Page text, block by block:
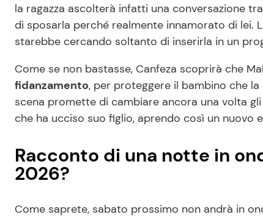
la ragazza ascolterà infatti una conversazione
di sposarla perché realmente innamorato di lei.
starebbe cercando soltanto di inserirla in un
Come se non bastasse, Canfeza scoprirà che
fidanzamento, per proteggere il bambino che
scena promette di cambiare ancora una volta
che ha ucciso suo figlio, aprendo così un nuovo
Racconto di una notte in
2026?
Come saprete, sabato prossimo non andrà in